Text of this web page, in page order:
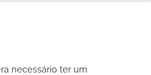
necessário ter um